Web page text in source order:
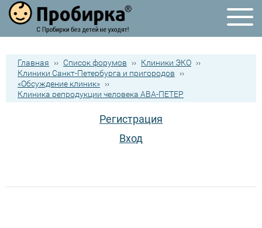
Главная ›› Список форумов ›› Клиники ЭКО ››
Клиники Санкт-Петербурга и пригородов
››
«Обсуждение клиник» ››
Клиника репродукции человека АВА-ПЕТЕР
Регистрация
Вход